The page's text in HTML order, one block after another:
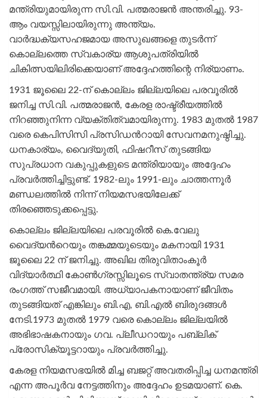
മന്ത്രിയുമായിരുന്ന സി.വി. പത്മരാജൻ അന്തരിച്ചു. 93-
ആം വയസ്സിലായിരുന്നു അന്ത്യം.
വാർദ്ധക്യസഹജമായ അസുഖങ്ങളെ തുടർന്ന്
കൊല്ലത്തെ സ്വകാര്യ ആശുപത്രിയില്‍
ചികിത്സയിലിരിക്കെയാണ് അദ്ദേഹത്തിന്റെ നിര്യാണം.
1931 ജൂലൈ 22-ന് കൊല്ലം ജില്ലയിലെ പരവൂരിൽ
ജനിച്ച സി.വി. പത്മരാജൻ, കേരള രാഷ്ട്രീയത്തിൽ
നിറഞ്ഞുനിന്ന വ്യക്തിത്വമായിരുന്നു. 1983 മുതൽ 1987
വരെ കെപിസിസി പ്രസിഡന്‍റായി സേവനമനുഷ്ഠിച്ചു.
ധനകാര്യം, വൈദ്യുതി, ഫിഷറീസ് തുടങ്ങിയ
സുപ്രധാന വകുപ്പുകളുടെ മന്ത്രിയായും അദ്ദേഹം
പ്രവർത്തിച്ചിട്ടുണ്ട്. 1982-ലും 1991-ലും ചാത്തന്നൂർ
മണ്ഡലത്തിൽ നിന്ന് നിയമസഭയിലേക്ക്
തിരഞ്ഞെടുക്കപ്പെട്ടു.
കൊല്ലം ജില്ലയിലെ പരവൂരിൽ കെ.വേലു
വൈദ്യന്‍റെയും തങ്കമ്മയുടെയും മകനായി 1931
ജൂലൈ 22 ന് ജനിച്ചു. അഖില തിരുവിതാംകൂർ
വിദ്യാർത്ഥി കോൺഗ്രസ്സിലൂടെ സ്വാതന്ത്ര്യ സമര
രംഗത്ത് സജീവമായി. അധ്യാപകനായാണ് ജീവിതം
തുടങ്ങിയത് എങ്കിലും ബി.എ, ബി.എൽ ബിരുദങ്ങൾ
നേടി.1973 മുതൽ 1979 വരെ കൊല്ലം ജില്ലയിൽ
അഭിഭാഷകനായും ഗവ. പ്ലീഡറായും പബ്ലിക്
പ്രോസിക്യൂട്ടറായും പ്രവർത്തിച്ചു.
കേരള നിയമസഭയിൽ മിച്ച ബജറ്റ് അവതരിപ്പിച്ച ധനമന്ത്രി
എന്ന അപൂർവ നേട്ടത്തിനും അദ്ദേഹം ഉടമയാണ്. കെ.